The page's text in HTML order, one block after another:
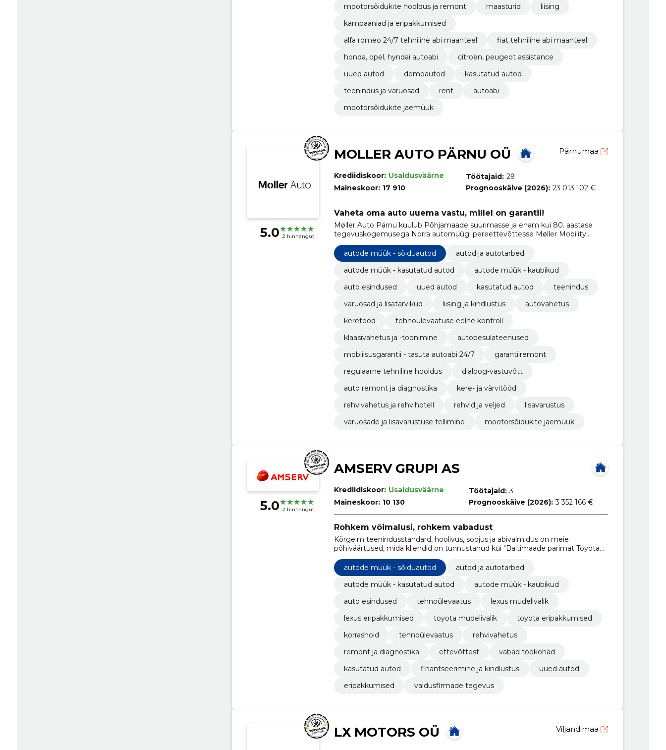
mootorsõidukite hooldus ja remont
maasturid
liising
kampaaniad ja eripakkumised
alfa romeo 24/7 tehniline abi maanteel
fiat tehniline abi maanteel
honda, opel, hyndai autoabi
citroën, peugeot assistance
uued autod
demoautod
kasutatud autod
teenindus ja varuosad
rent
autoabi
mootorsõidukite jaemüük
5.0 2 hinnangut
MOLLER AUTO PÄRNU OÜ Pärnumaa
Krediidiskoor: Usaldusväärne
Maineskoor: 17 910
Töötajaid: 29
Prognooskäive (2026): 23 013 102 €
Vaheta oma auto uuema vastu, millel on garantii!
Møller Auto Pärnu kuulub Põhjamaade suurimasse ja enam kui 80. aastase
tegevuskogemusega Norra automüügi pereettevõttesse Møller Mobility
Group.
autode müük - sõiduautod
autod ja autotarbed
autode müük - kasutatud autod
autode müük - kaubikud
auto esindused
uued autod kasutatud autod
teenindus
varuosad ja lisatarvikud
liising ja kindlustus
autovahetus
keretööd
tehnoülevaatuse eelne kontroll
klaasivahetus ja -toonimine
autopesulateenused
mobiilsusgarantii - tasuta autoabi 24/7
garantiiremont
regulaarne tehniline hooldus
dialoog-vastuvõtt
auto remont ja diagnostika
kere- ja värvitööd
rehvivahetus ja rehvihotell
rehvid ja veljed
lisavarustus
varuosade ja lisavarustuse tellimine
mootorsõidukite jaemüük
5.0 2 hinnangut
AMSERV GRUPI AS
Krediidiskoor: Usaldusväärne
Maineskoor: 10 130
Töötajaid: 3
Prognooskäive (2026): 3 352 166 €
Rohkem võimalusi, rohkem vabadust
Kõrgeim teenindusstandard, hoolivus, soojus ja abivalmidus on meie
põhiväärtused, mida kliendid on tunnustanud kui "Baltimaade parimat Toyota
klienditeenindust" ning need väärtused ootavad teid kõigis meie esindustes üle
Eesti.autode müük - sõiduautod
autod ja autotarbed
autode müük - kasutatud autod
autode müük - kaubikud
auto esindused
tehnoülevaatus
lexus mudelivalik
lexus eripakkumised
toyota mudelivalik
toyota eripakkumised
korrashoid
tehnoülevaatus
rehvivahetus
remont ja diagnostika
ettevõttest
vabad töökohad
kasutatud autod
finantseerimine ja kindlustus
uued autod
eripakkumised
valdusfirmade tegevus
LX MOTORS OÜ Viljandimaa